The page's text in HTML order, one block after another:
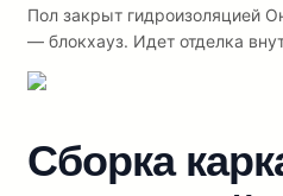
Пол закрыт гидроизоляцией
— блокхауз. Идет отделка
Сборка